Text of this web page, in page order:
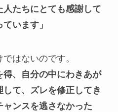
たちにとても感謝して
います」
はないのです。
、自分の中にわきあが
て、ズレを修正してき
ンスを逃さなかった